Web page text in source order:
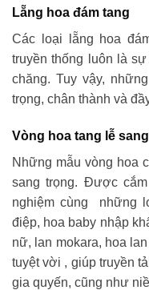
Lẵng hoa đám tang
Các loại lẵng hoa
truyền thống luôn là
chăng. Tuy vậy,
trọng, chân thành và
Vòng hoa tang lễ
Những mẫu vòng hoa
sang trọng. Được
nghiệm cùng những
điệp, hoa baby nhập
nữ, lan mokara, hoa
tuyệt vời , giúp truyền
gia quyến, cũng như